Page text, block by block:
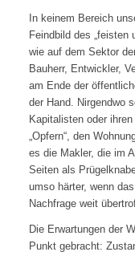
In keinem Bereich
Feindbild des „feisten
wie auf dem Sektor
Bauherr, Entwickler,
am Ende der
der Hand. Nirgendwo
Kapitalisten oder ihren
„Opfern“, den
es die Makler, die im
Seiten als
umso härter, wenn
Nachfrage weit
Die Erwartungen der
Punkt gebracht: